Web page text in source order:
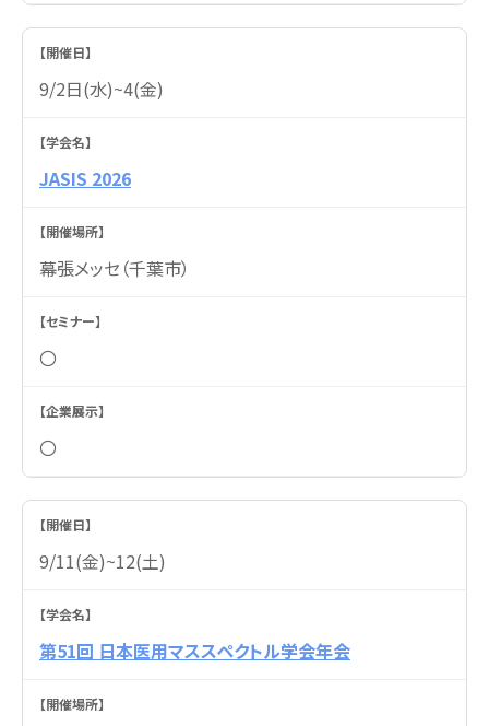
9/2日(水)~4(金)
JASIS 2026
幕張メッセ（千葉市）
〇
〇
9/11(金)~12(土)
第51回 日本医用マススペクトル学会年会